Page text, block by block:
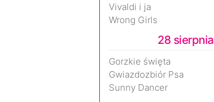
Vivaldi i ja
Wrong Girls
28 sierpnia
Gorzkie święta
Gwiazdozbiór Psa
Sunny Dancer